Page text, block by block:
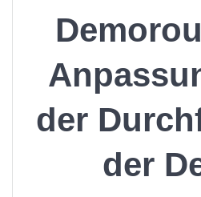
der
der